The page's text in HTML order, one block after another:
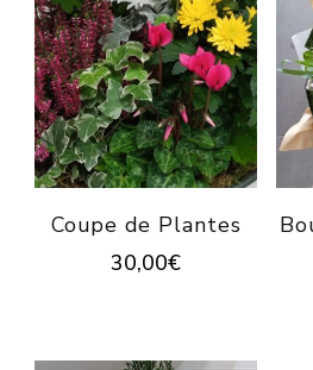
Coupe de Plantes
30,00€